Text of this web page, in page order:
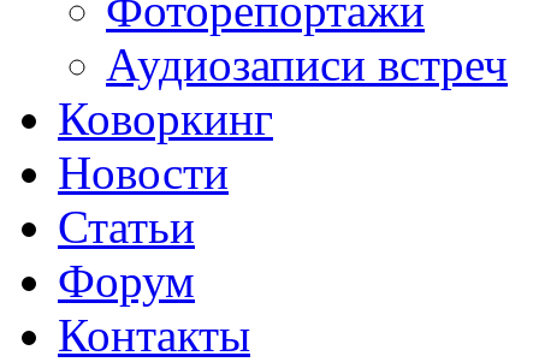
Аудиозаписи встреч
Коворкинг
Новости
Статьи
Форум
Контакты